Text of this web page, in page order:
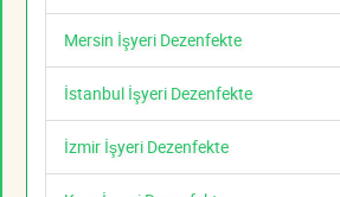
Mersin İşyeri Dezenfekte
İstanbul İşyeri Dezenfekte
İzmir İşyeri Dezenfekte